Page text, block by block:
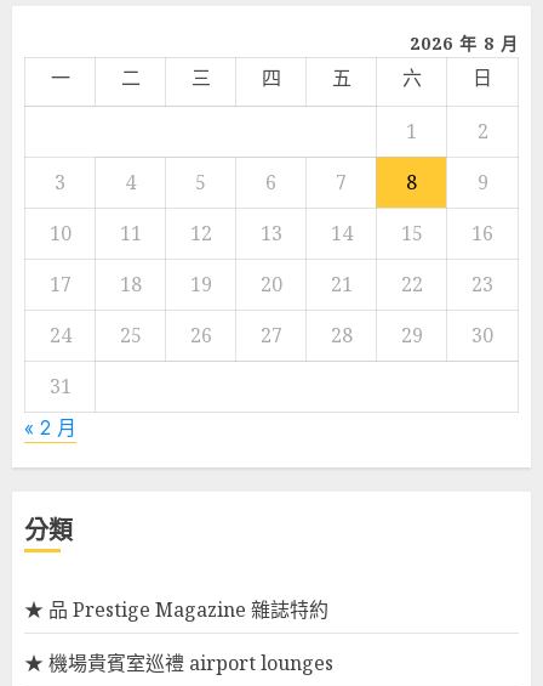
2026 年 8 月
一 二 三 四 五 六
日
1
2
3
4 5 6 7 8
9
10
11 12 13 14 15
16
17
18 19 20 21 22
23
24
25 26 27 28 29
30
31
« 2 月
分類
★ 品 Prestige Magazine 雜誌特約
★ 機場貴賓室巡禮 airport lounges